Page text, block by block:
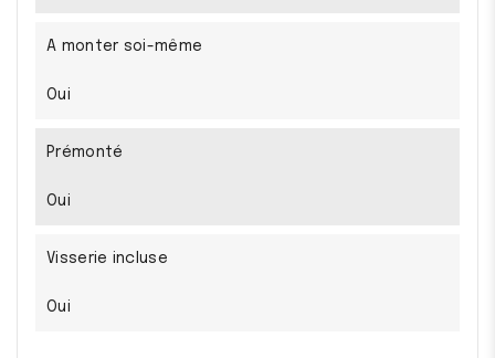
A monter soi-même
Oui
Prémonté
Oui
Visserie incluse
Oui